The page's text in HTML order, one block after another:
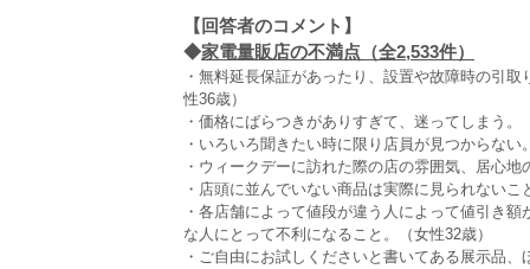
【回答者のコメント】
◆家電量販店の不満点（全2,533件）
・無料延長保証があったり、設置や故障時の引
性36歳）
・価格にばらつきがありすぎて、迷ってしまう。
・いろいろ聞きたい時に限り店員が見つからない
・ウィークデーに訪れた際の店の雰囲気、居心地
・店頭に並んでいない商品は実際に見られないこ
・各店舗によって値段が違う人によって値引き
な人にとって不利になること。（女性32歳）
・ご自由にお試しくださいと書いてある展示品